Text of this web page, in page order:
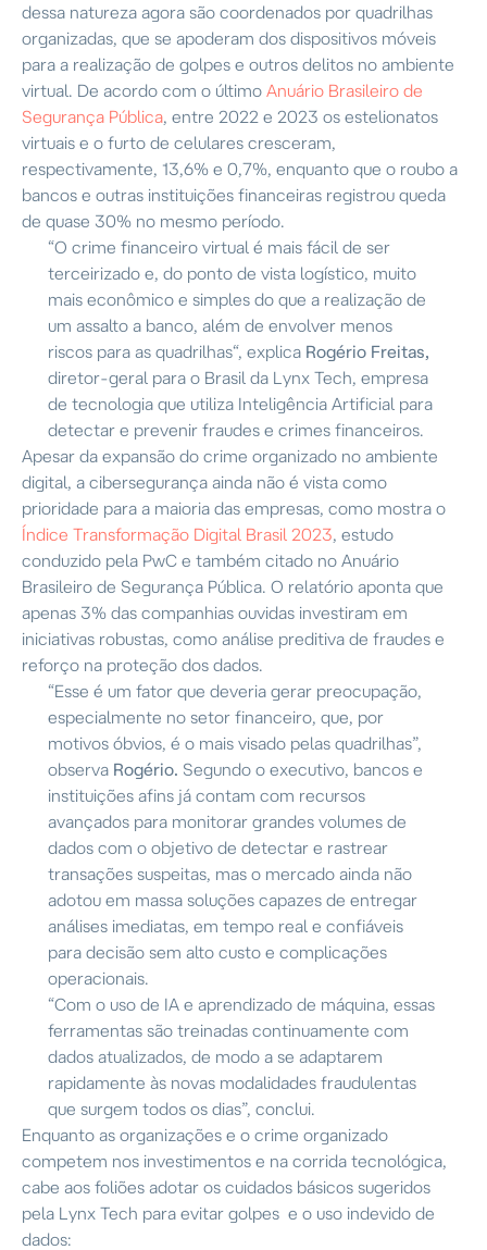
dessa natureza agora são coordenados por quadrilhas
organizadas, que se apoderam dos dispositivos móveis
para a realização de golpes e outros delitos no ambiente
virtual. De acordo com o último Anuário Brasileiro de
Segurança Pública, entre 2022 e 2023 os estelionatos
virtuais e o furto de celulares cresceram,
respectivamente, 13,6% e 0,7%, enquanto que o roubo a
bancos e outras instituições financeiras registrou queda
de quase 30% no mesmo período.
“O crime financeiro virtual é mais fácil de ser
terceirizado e, do ponto de vista logístico, muito
mais econômico e simples do que a realização de
um assalto a banco, além de envolver menos
riscos para as quadrilhas“, explica Rogério Freitas,
diretor-geral para o Brasil da Lynx Tech, empresa
de tecnologia que utiliza Inteligência Artificial para
detectar e prevenir fraudes e crimes financeiros.
Apesar da expansão do crime organizado no ambiente
digital, a cibersegurança ainda não é vista como
prioridade para a maioria das empresas, como mostra o
Índice Transformação Digital Brasil 2023, estudo
conduzido pela PwC e também citado no Anuário
Brasileiro de Segurança Pública. O relatório aponta que
apenas 3% das companhias ouvidas investiram em
iniciativas robustas, como análise preditiva de fraudes e
reforço na proteção dos dados.
“Esse é um fator que deveria gerar preocupação,
especialmente no setor financeiro, que, por
motivos óbvios, é o mais visado pelas quadrilhas”,
observa Rogério. Segundo o executivo, bancos e
instituições afins já contam com recursos
avançados para monitorar grandes volumes de
dados com o objetivo de detectar e rastrear
transações suspeitas, mas o mercado ainda não
adotou em massa soluções capazes de entregar
análises imediatas, em tempo real e confiáveis
para decisão sem alto custo e complicações
operacionais.
“Com o uso de IA e aprendizado de máquina, essas
ferramentas são treinadas continuamente com
dados atualizados, de modo a se adaptarem
rapidamente às novas modalidades fraudulentas
que surgem todos os dias”, conclui.
Enquanto as organizações e o crime organizado
competem nos investimentos e na corrida tecnológica,
cabe aos foliões adotar os cuidados básicos sugeridos
pela Lynx Tech para evitar golpes e o uso indevido de
dados: